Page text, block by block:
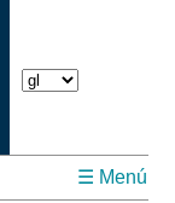
☰ Menú